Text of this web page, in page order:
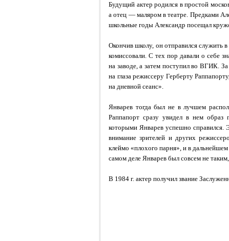
Будущий актер родился в простой
а отец — маляром в театре. Предками
школьные годы Александр посещал
Окончив школу, он отправился служить
комиссовали. С тех пор давали о себе
на заводе, а затем поступил во ВГИК.
на глаза режиссеру Герберту
на дневной сеанс».
Январев тогда был не в лучшем
Раппапорт сразу увидел в нем образ
которыми Январев успешно справился.
внимание зрителей и других
клеймо «плохого парня», и в
самом деле Январев был совсем не
В 1984 г. актер получил звание